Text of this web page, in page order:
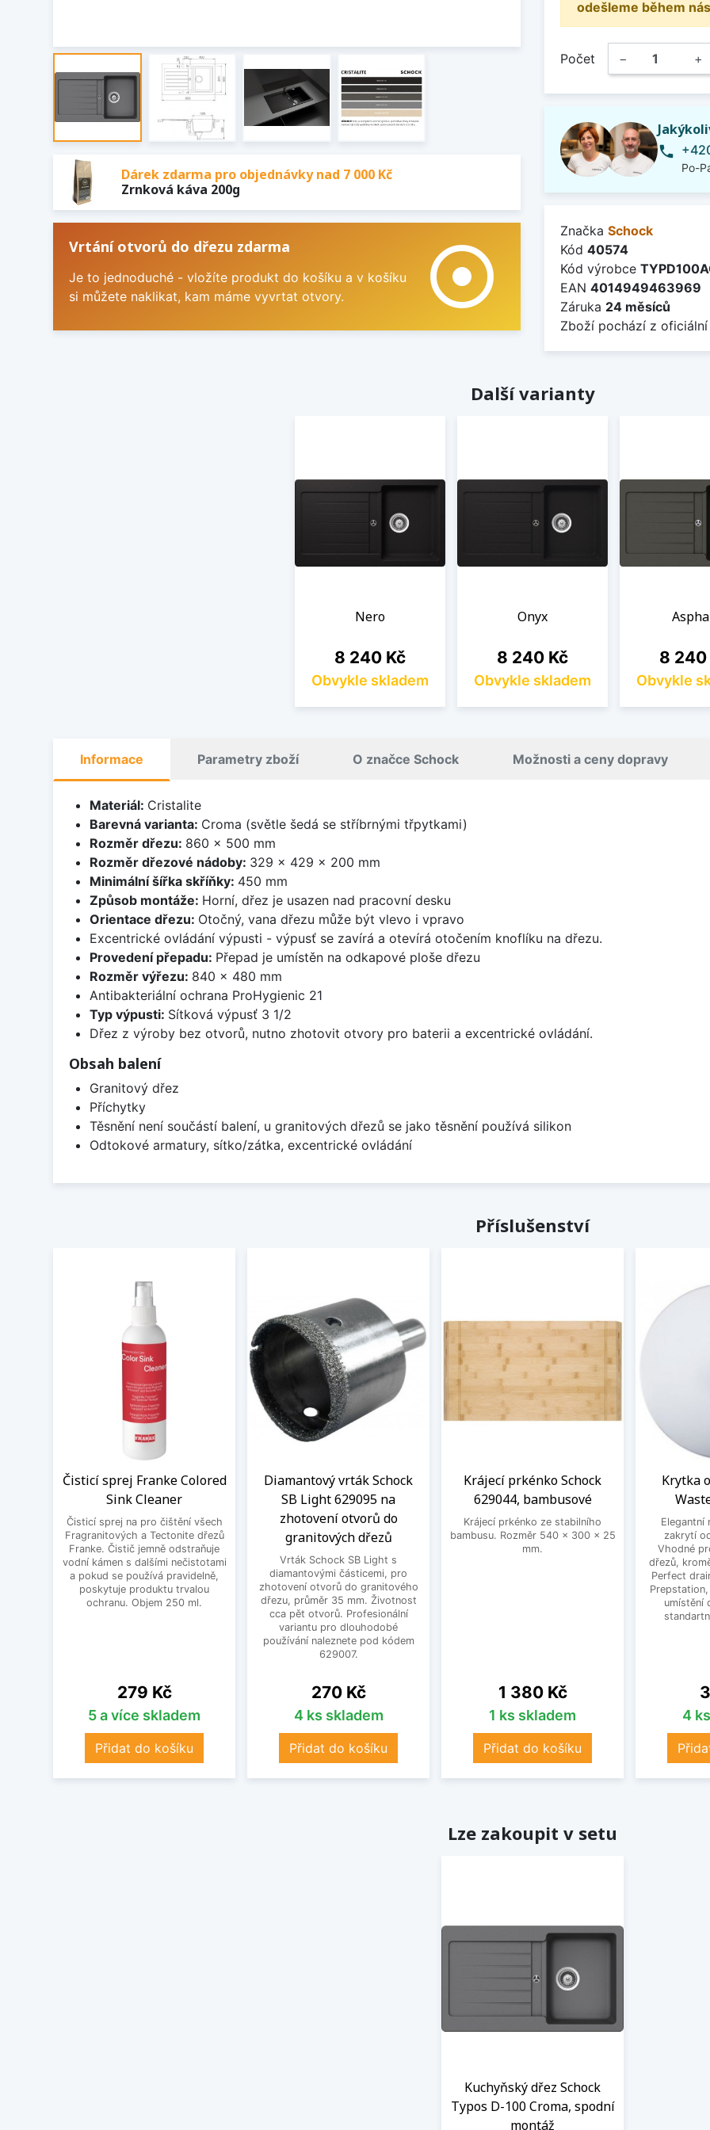
Dárek zdarma pro objednávky nad 7 000 Kč
Zrnková káva 200g
Vrtání otvorů do dřezu zdarma
Je to jednoduché - vložíte produkt do košíku a v košíku
si můžete naklikat, kam máme vyvrtat otvory.
adjust
odešleme během
Počet − +
phone
Po-
Značka Schock
Kód 40574
Kód výrobce
EAN 4014949463969
Záruka 24 měsíců
Zboží pochází z
Další varianty
Nero
Cena
8 240 Kč
Obvykle skladem
Onyx
Cena
8 240 Kč
Obvykle skladem
Cena
8 240
Obvykle
Informace Parametry zboží O značce Schock Možnosti a ceny dopravy
Materiál: Cristalite
Barevná varianta: Croma (světle šedá se stříbrnými třpytkami)
Rozměr dřezu: 860 x 500 mm
Rozměr dřezové nádoby: 329 x 429 x 200 mm
Minimální šířka skříňky: 450 mm
Způsob montáže: Horní, dřez je usazen nad pracovní desku
Orientace dřezu: Otočný, vana dřezu může být vlevo i vpravo
Excentrické ovládání výpusti - výpusť se zavírá a otevírá otočením knoflíku na dřezu.
Provedení přepadu: Přepad je umístěn na odkapové ploše dřezu
Rozměr výřezu: 840 x 480 mm
Antibakteriální ochrana ProHygienic 21
Typ výpusti: Sítková výpusť 3 1/2
Dřez z výroby bez otvorů, nutno zhotovit otvory pro baterii a excentrické ovládání.
Obsah balení
Granitový dřez
Příchytky
Těsnění není součástí balení, u granitových dřezů se jako těsnění používá silikon
Odtokové armatury, sítko/zátka, excentrické ovládání
Příslušenství
Čisticí sprej Franke Colored
Sink Cleaner
Čisticí sprej na pro čištění všech
Fragranitových a Tectonite dřezů
Franke. Čistič jemně odstraňuje
vodní kámen s dalšími nečistotami
a pokud se používá pravidelně,
poskytuje produktu trvalou
ochranu. Objem 250 ml.
Cena
279 Kč
5 a více skladem
Přidat do košíku
Diamantový vrták Schock
SB Light 629095 na
zhotovení otvorů do
granitových dřezů
Vrták Schock SB Light s
diamantovými částicemi, pro
zhotovení otvorů do granitového
dřezu, průměr 35 mm. Životnost
cca pět otvorů. Profesionální
variantu pro dlouhodobé
používání naleznete pod kódem
629007.
Cena
270 Kč
4 ks skladem
Přidat do košíku
Krájecí prkénko Schock
629044, bambusové
Krájecí prkénko ze stabilního
bambusu. Rozměr 540 x 300 x 25
mm.
Cena
1 380 Kč
1 ks skladem
Přidat do košíku
Krytka
Elegantní
zakrytí
Vhodné
dřezů,
Perfect
umístění
4
Lze zakoupit v setu
Kuchyňský dřez Schock
Typos D-100 Croma, spodní
montáž